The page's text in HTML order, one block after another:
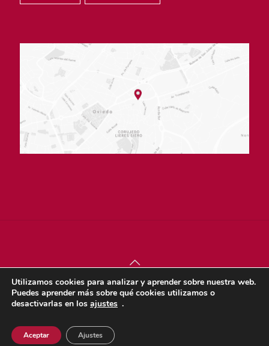
© sjdigital 2022 |Política de privacidad|Aviso legal
Política de cookies
Utilizamos cookies para analizar y aprender sobre nuestra web.
Puedes aprender más sobre qué cookies utilizamos o
desactivarlas en los ajustes .
Aceptar Ajustes